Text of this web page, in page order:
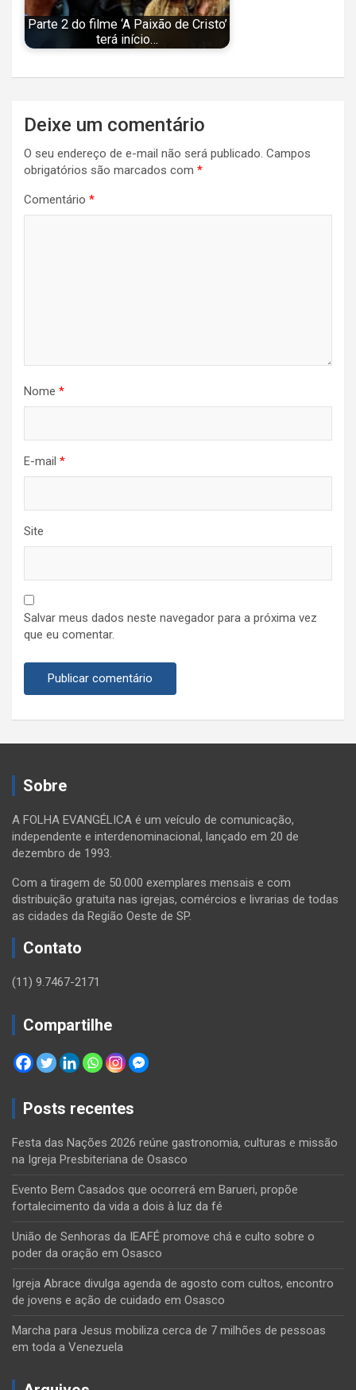
Parte 2 do filme ‘A Paixão de Cristo’
terá início…
Navegação
de
Post
Deixe um comentário
O seu endereço de e-mail não será publicado. Campos
obrigatórios são marcados com *
Comentário *
Nome *
E-mail *
Site
Salvar meus dados neste navegador para a próxima vez
que eu comentar.
Sobre
A FOLHA EVANGÉLICA é um veículo de comunicação,
independente e interdenominacional, lançado em 20 de
dezembro de 1993.
Com a tiragem de 50.000 exemplares mensais e com
distribuição gratuita nas igrejas, comércios e livrarias de todas
as cidades da Região Oeste de SP.
Contato
(11) 9.7467-2171
Compartilhe
Posts recentes
Festa das Nações 2026 reúne gastronomia, culturas e missão
na Igreja Presbiteriana de Osasco
Evento Bem Casados que ocorrerá em Barueri, propõe
fortalecimento da vida a dois à luz da fé
União de Senhoras da IEAFÉ promove chá e culto sobre o
poder da oração em Osasco
Igreja Abrace divulga agenda de agosto com cultos, encontro
de jovens e ação de cuidado em Osasco
Marcha para Jesus mobiliza cerca de 7 milhões de pessoas
em toda a Venezuela